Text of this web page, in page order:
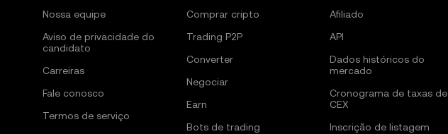
Nossa equipe
Aviso de privacidade do
candidato
Carreiras
Fale conosco
Termos de serviço
Comprar cripto
Trading P2P
Converter
Negociar
Earn
Bots de trading
Afiliado
API
Dados históricos do
mercado
Cronograma de taxas de
CEX
Inscrição de listagem